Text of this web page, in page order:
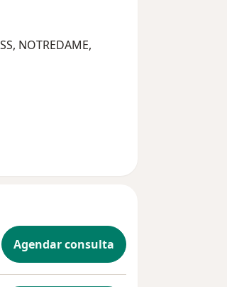
NOTREDAME,
Agendar consulta